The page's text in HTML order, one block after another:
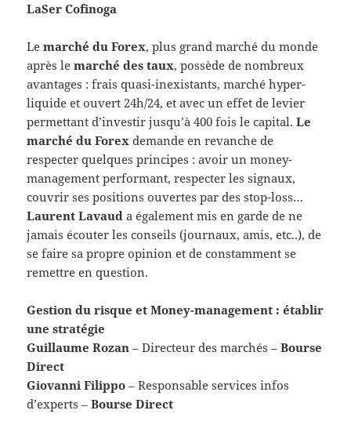
LaSer Cofinoga
Lemarché du Forex, plus grand marché du monde
après lemarché des taux, possède de nombreux
avantages : frais quasi-inexistants, marché hyper-
liquide et ouvert 24h/24, et avec un effet de levier
permettant d’investir jusqu’à 400 fois le capital.Le
marché du Forex demande en revanche de
respecter quelques principes : avoir un money-
management performant, respecter les signaux,
couvrir ses positions ouvertes par des stop-loss…
Laurent Lavaud a également mis en garde de ne
jamais écouter les conseils (journaux, amis, etc..), de
se faire sa propre opinion et de constamment se
remettre en question.
Gestion du risque et Money-management : établir
une stratégie
Guillaume Rozan – Directeur des marchés –Bourse
Direct
Giovanni Filippo – Responsable services infos
d’experts –Bourse Direct